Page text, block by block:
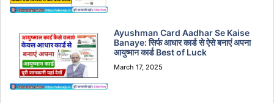
Ayushman Card Aadhar Se Kaise
Banaye: सिर्फ आधार कार्ड से ऐसे बनाएं अपना
आयुष्मान कार्ड Best of Luck
March 17, 2025